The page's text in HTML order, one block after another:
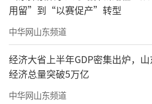
作品《教室》是“烟火指数·成都
用留”到“以赛促产”转型
中华网山东频道
经济大省上半年GDP密集出炉，
经济总量突破5万亿
中华网山东频道